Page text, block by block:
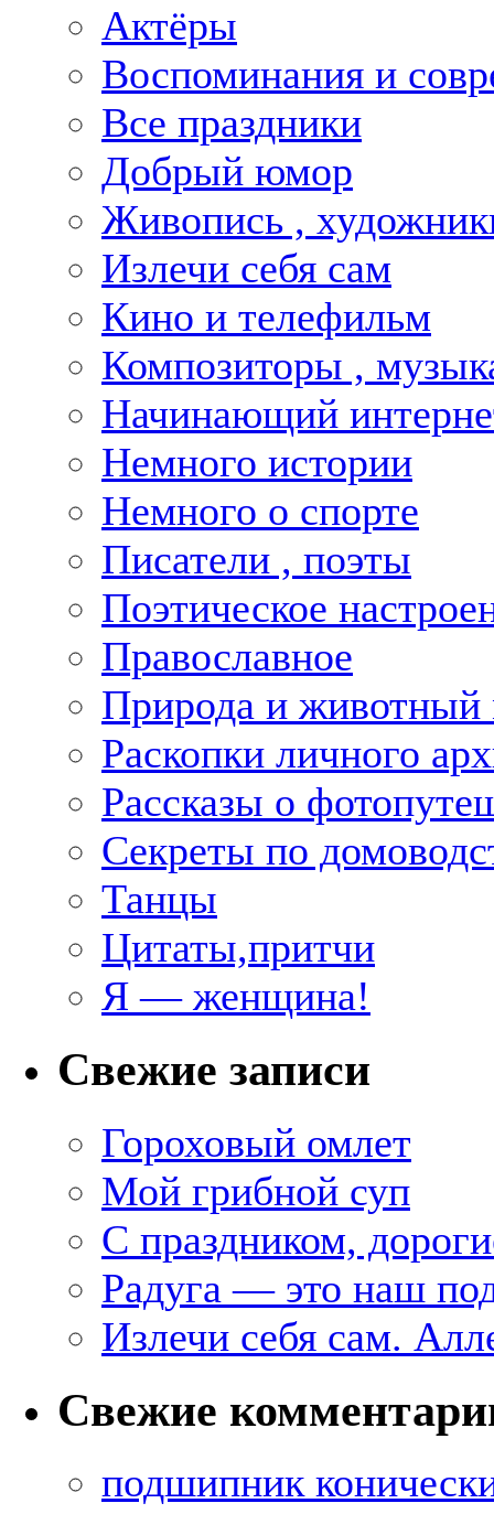
Актёры
Воспоминания и
Все праздники
Добрый юмор
Живопись ,
Излечи себя сам
Кино и телефильм
Композиторы ,
Начинающий
Немного истории
Немного о спорте
Писатели , поэты
Поэтическое
Православное
Природа и животный
Раскопки личного
Рассказы о
Секреты по
Танцы
Цитаты,притчи
Я — женщина!
Свежие записи
Гороховый омлет
Мой грибной суп
С праздником,
Радуга — это наш
Излечи себя сам.
Свежие
подшипник